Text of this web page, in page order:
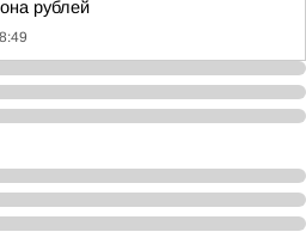
рублей